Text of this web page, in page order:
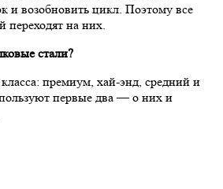
и возобновить цикл. Поэтому все
переходят на них.
стали?
премиум, хай-энд, средний и
первые два — о них и